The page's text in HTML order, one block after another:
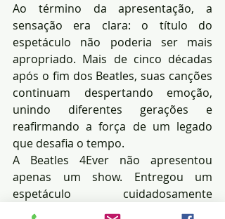
Ao término da apresentação, a
sensação era clara: o título do
espetáculo não poderia ser mais
apropriado. Mais de cinco décadas
após o fim dos Beatles, suas canções
continuam despertando emoção,
unindo diferentes gerações e
reafirmando a força de um legado
que desafia o tempo.
A Beatles 4Ever não apresentou
apenas um show. Entregou um
espetáculo cuidadosamente
construído, capaz de emocionar